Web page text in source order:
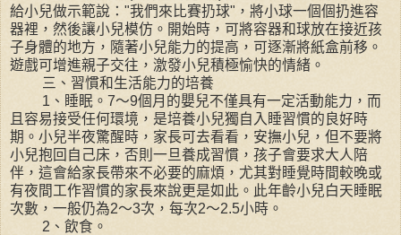
給小兒做示範說："我們來比賽扔球"，將小球一個個扔進容
器裡，然後讓小兒模仿。開始時，可將容器和球放在接近孩
子身體的地方，隨著小兒能力的提高，可逐漸將紙盒前移。
遊戲可增進親子交往，激發小兒積極愉快的情緒。
三、習慣和生活能力的培養
1、睡眠。7～9個月的嬰兒不僅具有一定活動能力，而
且容易接受任何環境，是培養小兒獨自入睡習慣的良好時
期。小兒半夜驚醒時，家長可去看看，安撫小兒，但不要將
小兒抱回自己床，否則一旦養成習慣，孩子會要求大人陪
伴，這會給家長帶來不必要的麻煩，尤其對睡覺時間較晚或
有夜間工作習慣的家長來說更是如此。此年齡小兒白天睡眠
次數，一般仍為2～3次，每次2～2.5小時。
2、飲食。